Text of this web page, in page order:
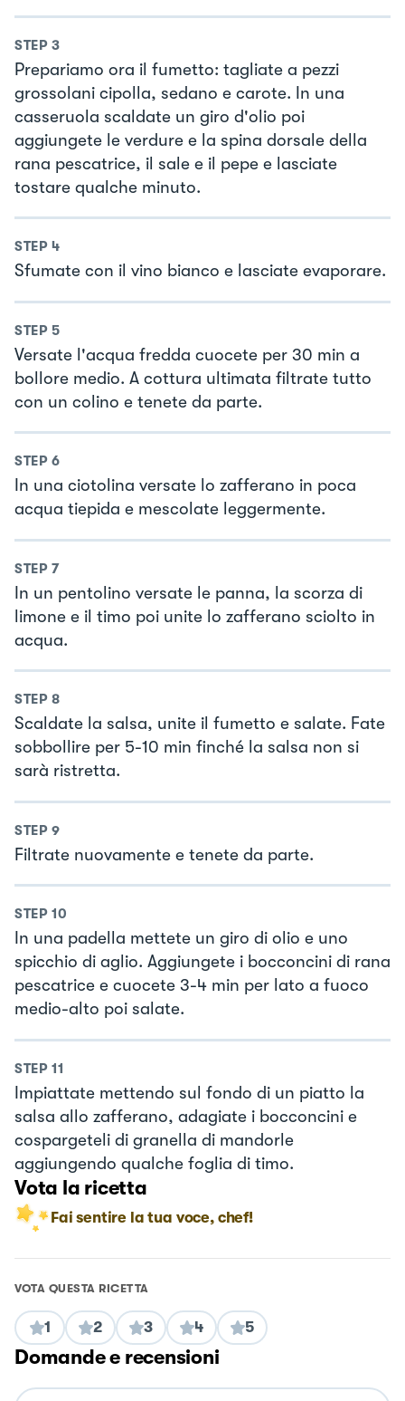
STEP 3
Prepariamo ora il fumetto: tagliate a pezzi
grossolani cipolla, sedano e carote. In una
casseruola scaldate un giro d'olio poi
aggiungete le verdure e la spina dorsale della
rana pescatrice, il sale e il pepe e lasciate
tostare qualche minuto.
STEP 4
Sfumate con il vino bianco e lasciate evaporare.
STEP 5
Versate l'acqua fredda cuocete per 30 min a
bollore medio. A cottura ultimata filtrate tutto
con un colino e tenete da parte.
STEP 6
In una ciotolina versate lo zafferano in poca
acqua tiepida e mescolate leggermente.
STEP 7
In un pentolino versate le panna, la scorza di
limone e il timo poi unite lo zafferano sciolto in
acqua.
STEP 8
Scaldate la salsa, unite il fumetto e salate. Fate
sobbollire per 5-10 min finché la salsa non si
sarà ristretta.
STEP 9
Filtrate nuovamente e tenete da parte.
STEP 10
In una padella mettete un giro di olio e uno
spicchio di aglio. Aggiungete i bocconcini di rana
pescatrice e cuocete 3-4 min per lato a fuoco
medio-alto poi salate.
STEP 11
Impiattate mettendo sul fondo di un piatto la
salsa allo zafferano, adagiate i bocconcini e
cospargeteli di granella di mandorle
aggiungendo qualche foglia di timo.
Vota la ricetta
Fai sentire la tua voce, chef!
VOTA QUESTA RICETTA
1 2 3 4 5
Domande e recensioni